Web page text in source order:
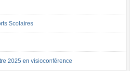
Scolaires
2025 en visioconférence